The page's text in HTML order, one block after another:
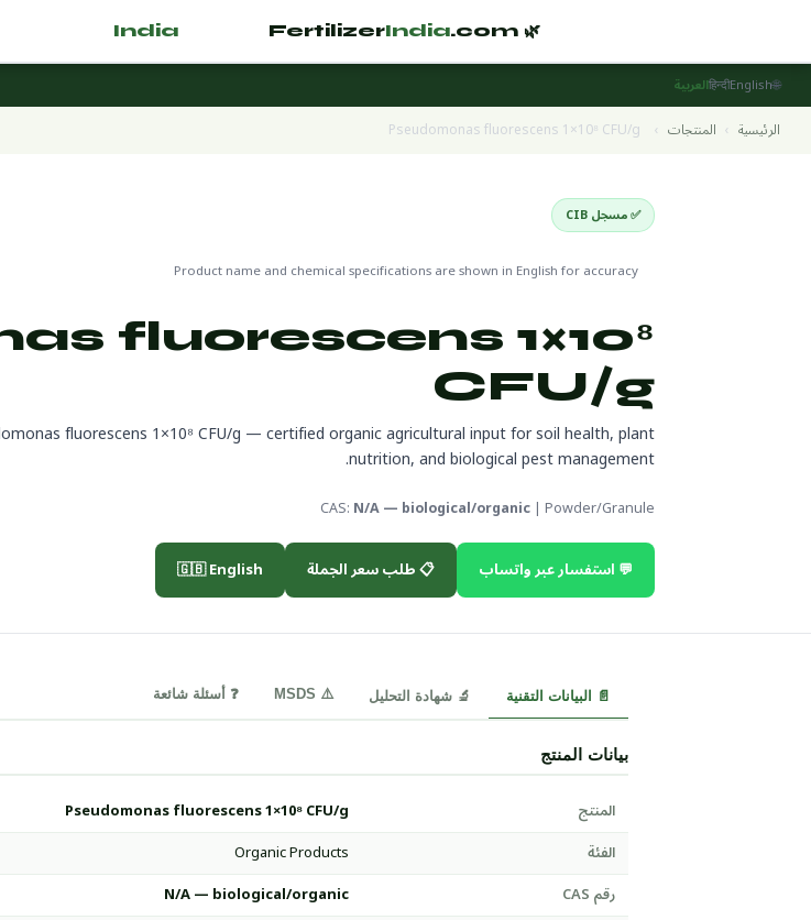
🌿 Fertilizer
India.com
India.com
🌐
English
हिन्दीالعربية
الرئيسية › المنتجات ›
Pseudomonas fluorescens 1×10⁸ CFU/g
✅ مسجل CIB
Product name and chemical specifications are shown in English for accuracy
fluorescens 1×10⁸
CFU/g
fluorescens 1×10⁸ CFU/g — certified organic agricultural input for soil health, plant
nutrition, and biological pest management.
CAS:N/A — biological/organic | Powder/Granule
💬 استفسار عبر واتساب 📋 طلب سعر الجملة 🇬🇧 English
📄 البيانات التقنية 🔬 شهادة التحليل ⚠️ MSDS ❓ أسئلة شائعة
بيانات المنتج
المنتج
Pseudomonas fluorescens 1×10⁸ CFU/g
الفئة
Organic Products
رقم CAS
N/A — biological/organic